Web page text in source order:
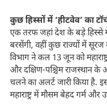
कुछ हिस्सों में ‘हीटवेव’ का
एक तरफ जहां देश के बड़े हिस्से
बरसेंगी, वहीं कुछ राज्यों में सूरज
विभाग ने कल 13 जून को
और दक्षिण-पश्चिम राजस्थान
चलने का अलर्ट जारी किया है.
महाराष्ट्र में मौसम बेहद गर्म और